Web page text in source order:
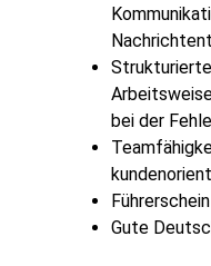
bei der
Gute